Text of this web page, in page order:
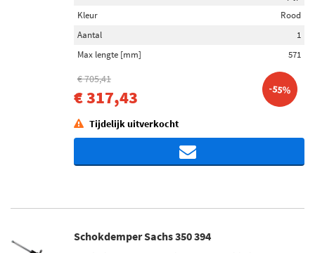
Kleur
Rood
Aantal
1
Max lengte [mm]
571
€ 705,41
€ 317,43 -55%
Tijdelijk uitverkocht
Schokdemper Sachs 350 394